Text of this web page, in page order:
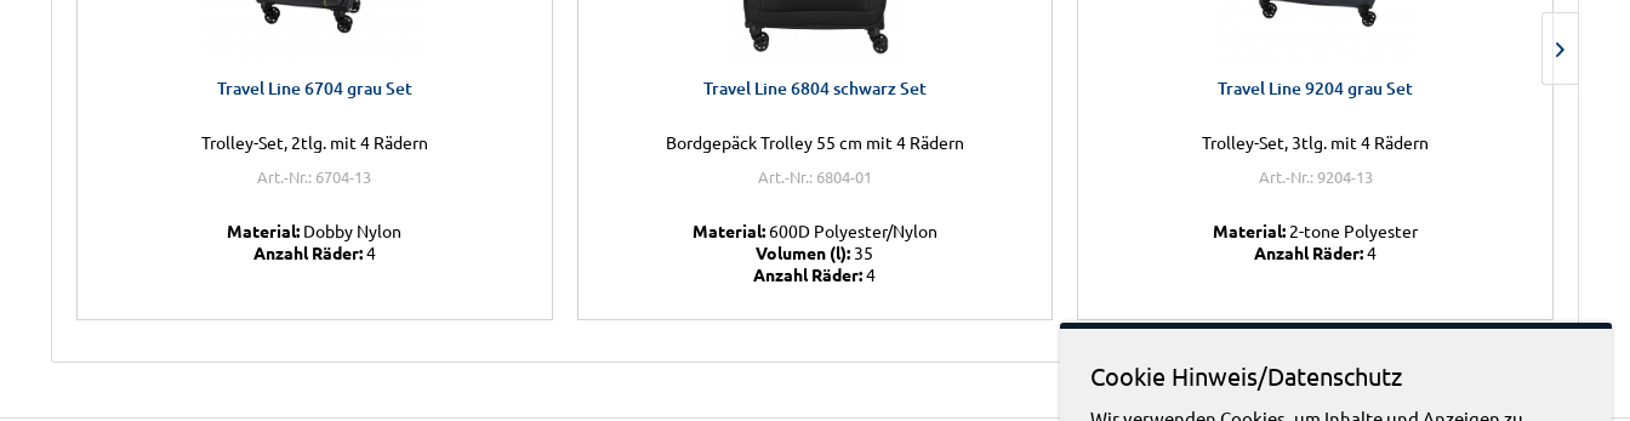
Travel Line 6704 grau Set
Trolley-Set, 2tlg. mit 4 Rädern
Art.-Nr.: 6704-13
Material: Dobby Nylon
Anzahl Räder:4
Travel Line 6804 schwarz Set
Bordgepäck Trolley 55 cm mit 4 Rädern
Art.-Nr.: 6804-01
Material: 600D Polyester/Nylon
Volumen (l): 35
Anzahl Räder:4
Travel Line 9204 grau Set
Trolley-Set, 3tlg. mit 4 Rädern
Art.-Nr.: 9204-13
Material: 2-tone Polyester
Anzahl Räder:4
Cookie Hinweis/Datenschutz